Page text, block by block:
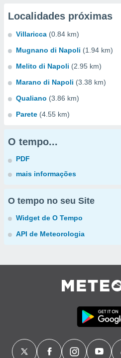
Localidades próximas
Villaricca (0.84 km)
Mugnano di Napoli (1.94 km)
Melito di Napoli (2.95 km)
Marano di Napoli (3.38 km)
Qualiano (3.86 km)
Parete (4.55 km)
O tempo...
PDF
mais informações
O tempo no seu Site
Widget de O Tempo
API de Meteorologia